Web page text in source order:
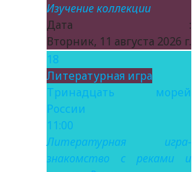
Изучение коллекции
Дата :
Вторник, 11 августа 2026 г.
18
Литературная игра
Тринадцать морей
России
11:00
Литературная игра-
знакомство с реками и